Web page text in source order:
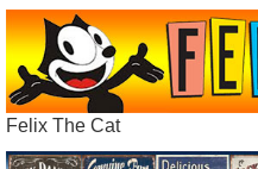
Felix The Cat